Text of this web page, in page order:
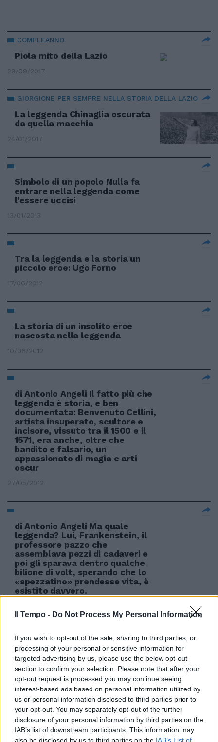
Il Tempo - Do Not Process My Personal Information
If you wish to opt-out of the sale, sharing to third parties, or
processing of your personal or sensitive information for
targeted advertising by us, please use the below opt-out
section to confirm your selection. Please note that after your
opt-out request is processed you may continue seeing
interest-based ads based on personal information utilized by
us or personal information disclosed to third parties prior to
your opt-out. You may separately opt-out of the further
disclosure of your personal information by third parties on the
IAB’s list of downstream participants. This information may
also be disclosed by us to third parties on the IAB’s List of
COMPLEANNO
Piola mito della Lazio
29/09/2017
GIORGIONE PER SEMPRE NELLA STORIA DELLA LAZIO
La leggenda Chinaglia oscurata
da quella macchia
24/01/2017
Simbolo di un popolo Nulla fa
entrare nella leggenda come
l'essere uccisi
13/01/2013
Tra la leggenda e la storia un
piccolo eroe: Ugo Forno
17/06/2012
La storia di un insolito eroe
nascosta nella leggenda
10/06/2012
di Antonio Angeli Il fatto più che
leggenda è storia, e ben
documentata: Benvenuto Cellini,
artista insuperato, scultore e
incisore, vissuto tra il 1500 e il
1571, era anche, oltre che
bandito e falsario, un
appassionato di magia e arti
oscur
27/05/2012
di Antonio Angeli Ma quale
leggenda? Lui, Frankenstein, il
professore pazzo che
assemblava pezzi di cadaveri e
poi gli sparava dentro qualche
bilione di volt, sperando che lo
«spezzatino» prendesse vita, è
esistito davvero.
Home video A casa guardando
«The Eagle» e la leggenda della
Nona Legione
05/02/2012
Il coraggio di una donna divenuta
leggenda Solarino fa Anita in tv